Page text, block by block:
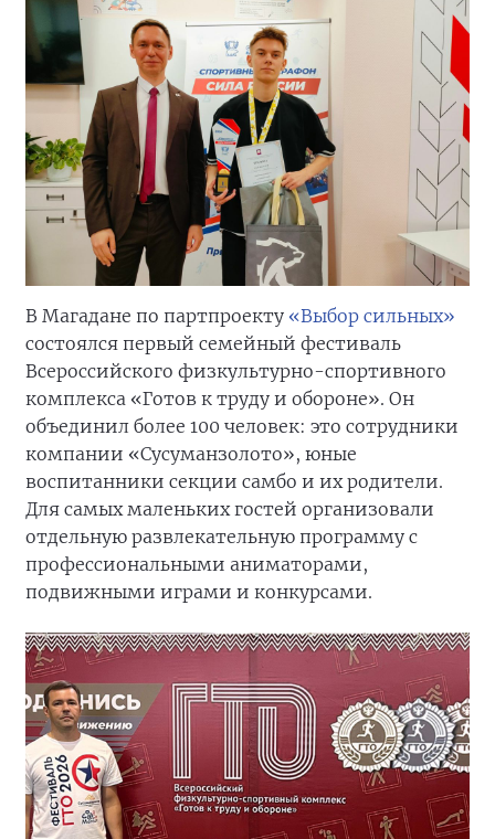
В Магадане по партпроекту «Выбор сильных»
состоялся первый семейный фестиваль
Всероссийского физкультурно-спортивного
комплекса «Готов к труду и обороне». Он
объединил более 100 человек: это сотрудники
компании «Сусуманзолото», юные
воспитанники секции самбо и их родители.
Для самых маленьких гостей организовали
отдельную развлекательную программу с
профессиональными аниматорами,
подвижными играми и конкурсами.